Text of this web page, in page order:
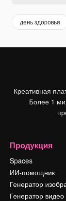
день здоровья
Креативная
Более 1
Продукция
Spaces
ИИ-помощник
Генератор
Генератор